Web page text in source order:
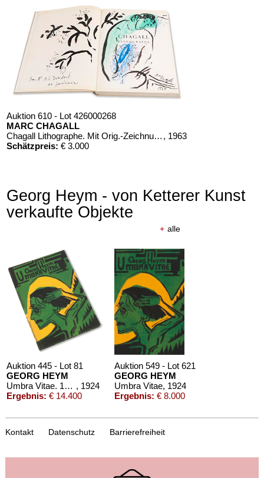
Auktion 610 - Lot 426000268
MARC CHAGALL
Chagall Lithographe. Mit Orig.-Zeichnung von Chagall , 1963
Schätzpreis: € 3.000
Georg Heym - von Ketterer Kunst
verkaufte Objekte
+ alle
Auktion 445 - Lot 81
GEORG HEYM
Umbra Vitae. 1924. , 1924
Ergebnis: € 14.400
Auktion 549 - Lot 621
GEORG HEYM
Umbra Vitae, 1924
Ergebnis: € 8.000
Kontakt Datenschutz Barrierefreiheit